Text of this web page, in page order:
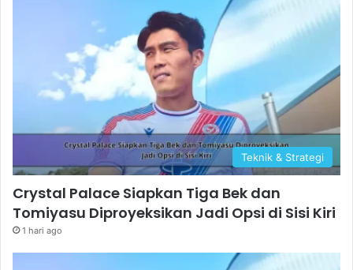
Teknik & Strategi
Crystal Palace Siapkan Tiga Bek dan
Tomiyasu Diproyeksikan Jadi Opsi di Sisi Kiri
1 hari ago